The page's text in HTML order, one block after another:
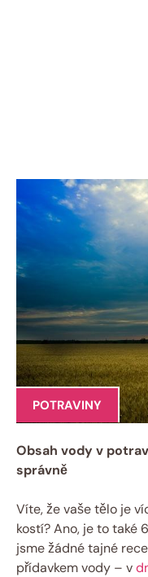
POTRAVINY
Obsah vody v
správně
Víte, že vaše tělo je
kostí? Ano, je to také
jsme žádné tajné
přídavkem vody – v